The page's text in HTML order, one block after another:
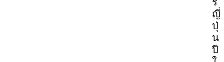
ญี่
ปุ่
น
ปี